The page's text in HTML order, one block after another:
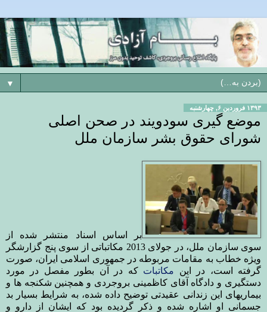
▼
۱۳۹۳ فروردین ۶, چهارشنبه
موضع گیری سودویند در صحن اصلی
شورای حقوق بشر سازمان ملل
بر اساس اسناد منتشر شده از
سوی سازمان ملل، در جولای 2013 مکاتباتی از سوی پنج گزارشگر
ویژه خطاب به مقامات مربوطه در جمهوری اسلامی ایران، صورت
گرفته است، در این مکاتبات که در آن بطور مفصل در مورد
دستگیری و دادگاه آقای کاظمینی بروجردی و همچنین شکنجه ها و
بیماریهای این زندانی عقیدتی توضیح داده شده، به شرایط بسیار بد
جسمانی او اشاره شده و ذکر گردیده بود که ایشان از دارو و